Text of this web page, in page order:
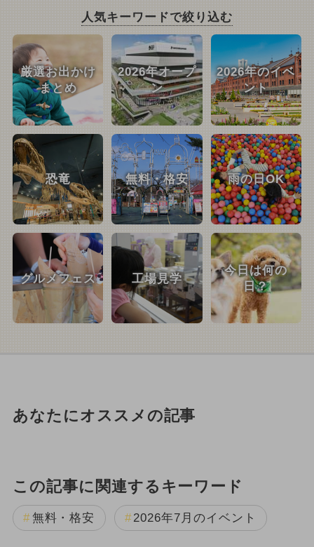
人気キーワードで絞り込む
厳選お出かけ
まとめ
2026年オープ
ン
2026年のイベ
ント
恐竜 無料・格安 雨の日OK
グルメフェス 工場見学
今日は何の
日？
あなたにオススメの記事
この記事に関連するキーワード
無料・格安 2026年7月のイベント